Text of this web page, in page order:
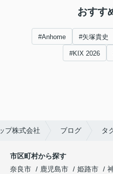
おすす
#Anhome #矢塚貴史
#KIX 2026
プ株式会社 ブログ タ
市区町村から探す
奈良市
鹿児島市 姫路市